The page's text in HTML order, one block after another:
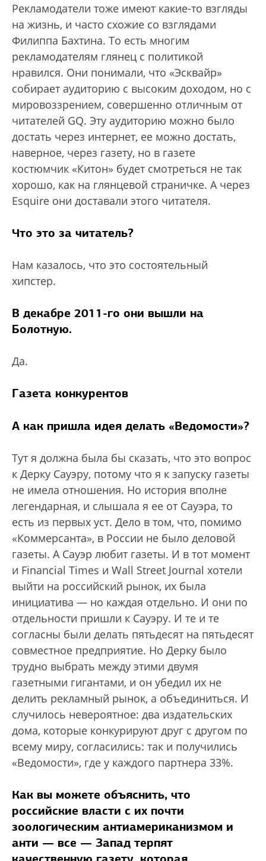
Рекламодатели тоже имеют какие-то взгляды
на жизнь, и часто схожие со взглядами
Филиппа Бахтина. То есть многим
рекламодателям глянец с политикой
нравился. Они понимали, что «Эсквайр»
собирает аудиторию с высоким доходом, но с
мировоззрением, совершенно отличным от
читателей GQ. Эту аудиторию можно было
достать через интернет, ее можно достать,
наверное, через газету, но в газете
костюмчик «Китон» будет смотреться не так
хорошо, как на глянцевой страничке. А через
Esquire они доставали этого читателя.
Что это за читатель?
Нам казалось, что это состоятельный
хипстер.
В декабре 2011-го они вышли на
Болотную.
Да.
Газета конкурентов
А как пришла идея делать «Ведомости»?
Тут я должна была бы сказать, что это вопрос
к Дерку Сауэру, потому что я к запуску газеты
не имела отношения. Но история вполне
легендарная, и слышала я ее от Сауэра, то
есть из первых уст. Дело в том, что, помимо
«Коммерсанта», в России не было деловой
газеты. А Сауэр любит газеты. И в тот момент
и Financial Times и Wall Street Journal хотели
выйти на российский рынок, их была
инициатива — но каждая отдельно. И они по
отдельности пришли к Сауэру. И те и те
согласны были делать пятьдесят на пятьдесят
совместное предприятие. Но Дерку было
трудно выбрать между этими двумя
газетными гигантами, и он убедил их не
делить рекламный рынок, а объединиться. И
случилось невероятное: два издательских
дома, которые конкурируют друг с другом по
всему миру, согласились: так и получились
«Ведомости», где у каждого партнера 33%.
Как вы можете объяснить, что
российские власти с их почти
зоологическим антиамериканизмом и
анти — все — Запад терпят